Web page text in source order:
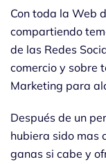
Con toda la Web
compartiendo
de las Redes
comercio y sobre
Marketing para
Después de un
hubiera sido mas
ganas si cabe y